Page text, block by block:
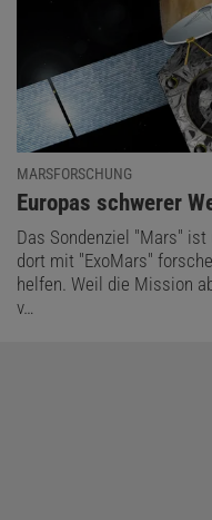
MARSFORSCHUNG
:
Europas schwerer
Das Sondenziel "Mars"
dort mit "ExoMars"
helfen. Weil die Mission
v…